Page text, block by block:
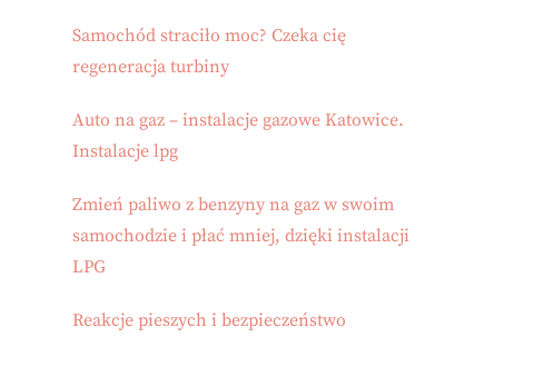
Samochód straciło moc? Czeka cię
regeneracja turbiny
Auto na gaz – instalacje gazowe Katowice.
Instalacje lpg
Zmień paliwo z benzyny na gaz w swoim
samochodzie i płać mniej, dzięki instalacji
LPG
Reakcje pieszych i bezpieczeństwo